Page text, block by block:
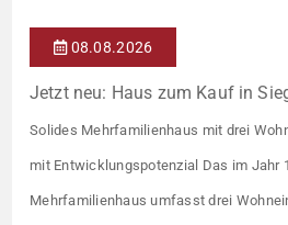
08.08.2026
Jetzt neu: Haus zum Kauf in
Solides Mehrfamilienhaus mit drei
mit Entwicklungspotenzial Das im Jahr
Mehrfamilienhaus umfasst drei